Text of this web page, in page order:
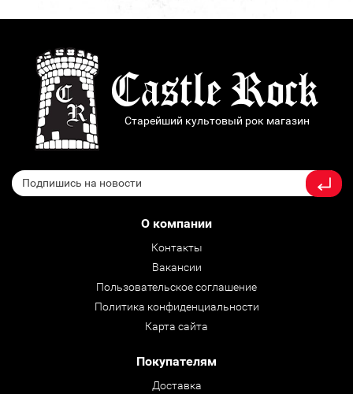
Старейший культовый рок магазин
О компании
Контакты
Вакансии
Пользовательское соглашение
Политика конфиденциальности
Карта сайта
Покупателям
Доставка